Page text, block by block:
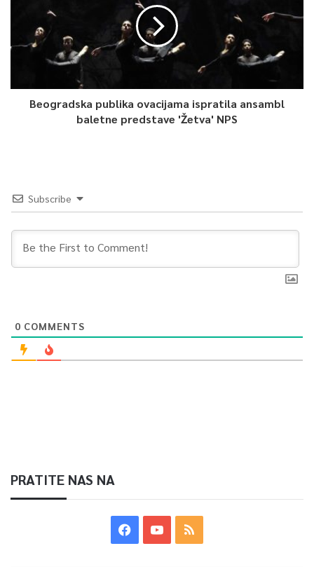
Beogradska publika ovacijama ispratila ansambl
baletne predstave 'Žetva' NPS
Subscribe
0 COMMENTS
PRATITE NAS NA